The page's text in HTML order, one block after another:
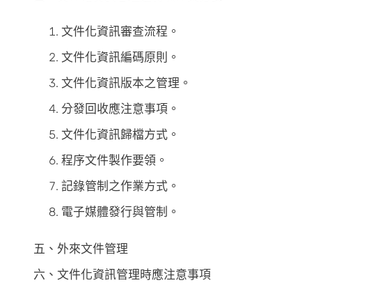
文件化資訊審查流程。
文件化資訊編碼原則。
文件化資訊版本之管理。
分發回收應注意事項。
文件化資訊歸檔方式。
程序文件製作要領。
記錄管制之作業方式。
電子媒體發行與管制。
五、外來文件管理
六、文件化資訊管理時應注意事項